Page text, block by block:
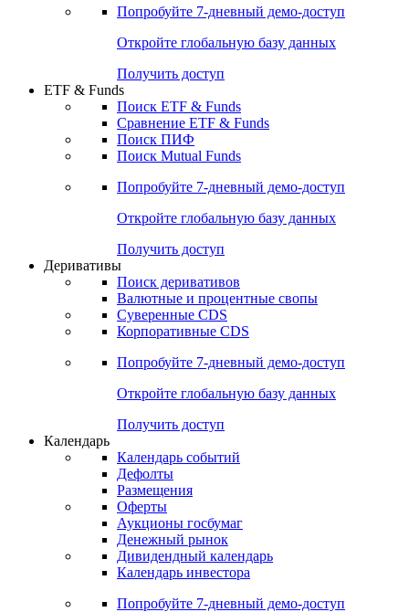
Попробуйте 7-дневный демо-доступ
Откройте глобальную базу данных
Получить доступ
ETF & Funds
Поиск ETF & Funds
Сравнение ETF & Funds
Поиск ПИФ
Поиск Mutual Funds
Попробуйте 7-дневный демо-доступ
Откройте глобальную базу данных
Получить доступ
Деривативы
Поиск деривативов
Валютные и процентные свопы
Суверенные CDS
Корпоративные CDS
Попробуйте 7-дневный демо-доступ
Откройте глобальную базу данных
Получить доступ
Календарь
Календарь событий
Дефолты
Размещения
Оферты
Аукционы госбумаг
Денежный рынок
Дивидендный календарь
Календарь инвестора
Попробуйте 7-дневный демо-доступ